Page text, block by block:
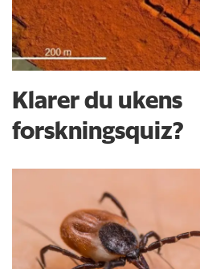
Klarer du ukens
forskningsquiz?